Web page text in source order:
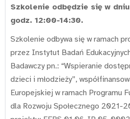
Szkolenie odbędzie się w
godz. 12:00-14:30.
Szkolenie odbywa się w ramach
przez Instytut Badań
Badawczy pn.: “Wspieranie
dzieci i młodzieży”,
Europejskiej w ramach Programu
dla Rozwoju Społecznego 2021-